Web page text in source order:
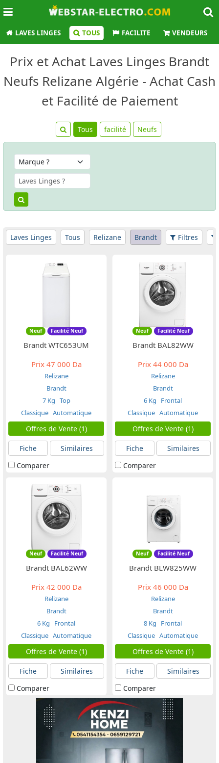
LAVES LINGES TOUS FACILITE VENDEURS
Prix et Achat Laves Linges Brandt
Neufs Relizane Algérie - Achat Cash
et Facilité de Paiement
Tous facilité Neufs
Laves Linges Tous Relizane Brandt Filtres
Neuf Facilité Neuf
Brandt WTC653UM
Prix47 000 Da
Relizane
Brandt
7 Kg Top
Classique Automatique
Offres de Vente (1)
Fiche
Similaires
Comparer
Neuf Facilité Neuf
Brandt BAL82WW
Prix44 000 Da
Relizane
Brandt
6 Kg
Frontal
Classique Automatique
Offres de Vente (1)
Fiche
Similaires
Comparer
Neuf Facilité Neuf
Brandt BAL62WW
Prix42 000 Da
Relizane
Brandt
6 Kg
Frontal
Classique Automatique
Offres de Vente (1)
Fiche
Similaires
Comparer
Neuf Facilité Neuf
Brandt BLW825WW
Prix46 000 Da
Relizane
Brandt
8 Kg
Frontal
Classique Automatique
Offres de Vente (1)
Fiche
Similaires
Comparer